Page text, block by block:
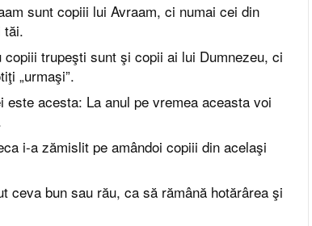
sunt copiii lui Avraam, ci numai cei din
tăi.
trupeşti sunt şi copii ai lui Dumnezeu, ci
„urmaşi”.
este acesta: La anul pe vremea aceasta voi
i-a zămislit pe amândoi copiii din acelaşi
ceva bun sau rău, ca să rămână hotărârea şi